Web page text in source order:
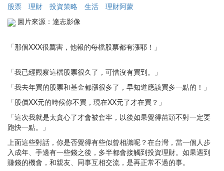
股票
理財 投資策略 生活
理財阿蒙
圖片來源：達志影像
「那個XXX很厲害，他報的每檔股票都有漲耶！」
「我已經觀察這檔股票很久了，可惜沒有買到。」
「我去年買的股票和基金都漲很多了，早知道應該買多一點的！」
「股價XX元的時候你不買，現在XX元了才在買？」
「這次我就是太貪心了才會被套牢，以後如果覺得苗頭不對一定要
跑快一點。」
上面這些對話，你是否覺得有些似曾相識呢？在台灣，當一個人步
入成年、手邊有一些錢之後，多半都會接觸到投資理財。如果遇到
賺錢的機會，和親友、同事互相交流，是再正常不過的事。